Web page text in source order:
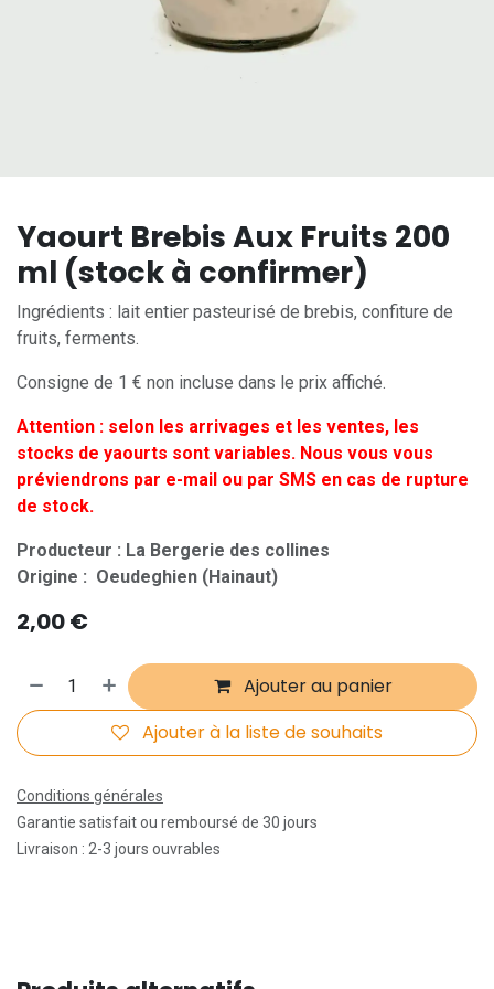
Yaourt Brebis Aux Fruits 200
ml (stock à confirmer)
Ingrédients : lait entier pasteurisé de brebis, confiture de
fruits, ferments.
Consigne de 1 € non incluse dans le prix affiché.
Attention : selon les arrivages et les ventes, les
stocks de yaourts sont variables. Nous vous vous
préviendrons par e-mail ou par SMS en cas de rupture
de stock.
Producteur : La Bergerie des collines
Origine : Oeudeghien (Hainaut)
2,00€
Ajouter au panier
Ajouter à la liste de souhaits
Conditions générales
Garantie satisfait ou remboursé de 30 jours
Livraison : 2-3 jours ouvrables